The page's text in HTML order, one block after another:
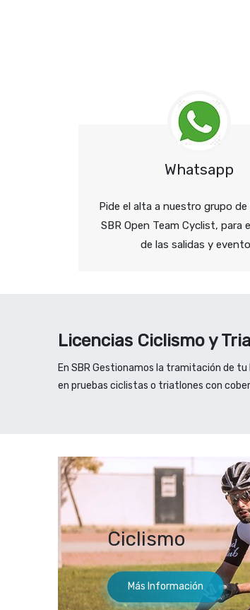
Whatsapp
Pide el alta a nuestro grupo
SBR Open Team Cyclist, para
de las salidas y
Licencias Ciclismo y
En SBR Gestionamos la tramitación de
en pruebas ciclistas o triatlones con
Ciclismo
Más Información